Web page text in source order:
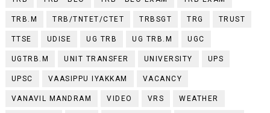
TRB.M TRB/TNTET/CTET TRBSGT TRG TRUST
TTSE UDISE UG TRB UG TRB.M UGC
UGTRB.M UNIT TRANSFER UNIVERSITY UPS
UPSC VAASIPPU IYAKKAM VACANCY
VANAVIL MANDRAM VIDEO VRS WEATHER